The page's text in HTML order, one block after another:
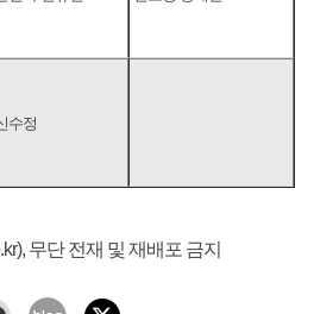
수정
무단 전재 및 재배포 금지